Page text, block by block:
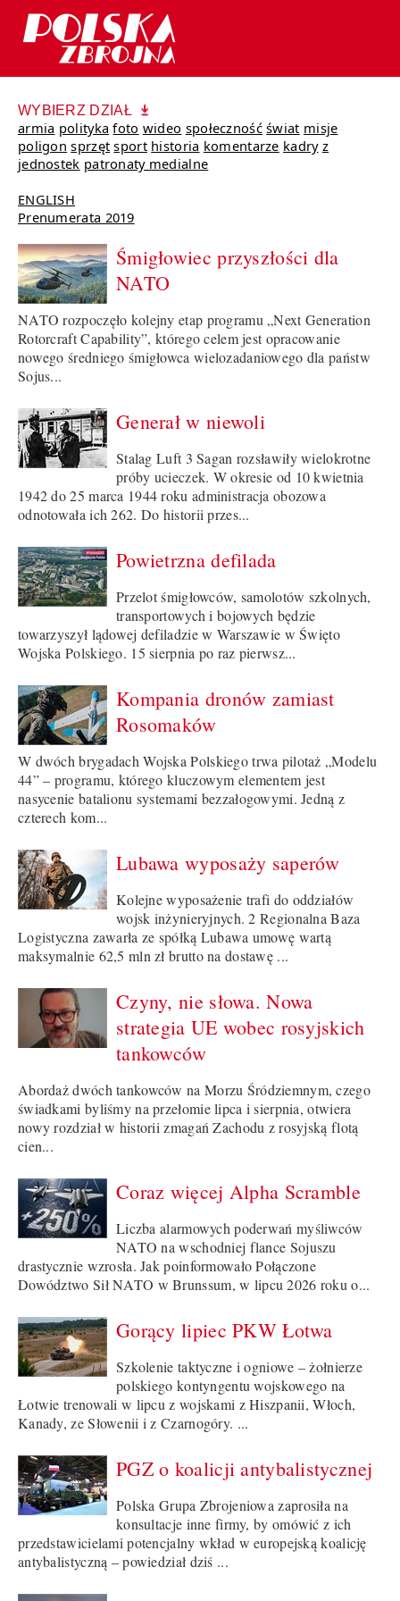
WYBIERZ DZIAŁ
armia polityka foto wideo społeczność świat misje
poligon sprzęt sport historia komentarze kadry z
jednostek patronaty medialne
ENGLISH
Prenumerata 2019
Śmigłowiec przyszłości dla
NATO
NATO rozpoczęło kolejny etap programu „Next Generation
Rotorcraft Capability”, którego celem jest opracowanie
nowego średniego śmigłowca wielozadaniowego dla państw
Sojus...
Generał w niewoli
Stalag Luft 3 Sagan rozsławiły wielokrotne
próby ucieczek. W okresie od 10 kwietnia
1942 do 25 marca 1944 roku administracja obozowa
odnotowała ich 262. Do historii przes...
Powietrzna defilada
Przelot śmigłowców, samolotów szkolnych,
transportowych i bojowych będzie
towarzyszył lądowej defiladzie w Warszawie w Święto
Wojska Polskiego. 15 sierpnia po raz pierwsz...
Kompania dronów zamiast
Rosomaków
W dwóch brygadach Wojska Polskiego trwa pilotaż „Modelu
44” – programu, którego kluczowym elementem jest
nasycenie batalionu systemami bezzałogowymi. Jedną z
czterech kom...
Lubawa wyposaży saperów
Kolejne wyposażenie trafi do oddziałów
wojsk inżynieryjnych. 2 Regionalna Baza
Logistyczna zawarła ze spółką Lubawa umowę wartą
maksymalnie 62,5 mln zł brutto na dostawę ...
Czyny, nie słowa. Nowa
strategia UE wobec rosyjskich
tankowców
Abordaż dwóch tankowców na Morzu Śródziemnym, czego
świadkami byliśmy na przełomie lipca i sierpnia, otwiera
nowy rozdział w historii zmagań Zachodu z rosyjską flotą
cien...
Coraz więcej Alpha Scramble
Liczba alarmowych poderwań myśliwców
NATO na wschodniej flance Sojuszu
drastycznie wzrosła. Jak poinformowało Połączone
Dowództwo Sił NATO w Brunssum, w lipcu 2026 roku o...
Gorący lipiec PKW Łotwa
Szkolenie taktyczne i ogniowe – żołnierze
polskiego kontyngentu wojskowego na
Łotwie trenowali w lipcu z wojskami z Hiszpanii, Włoch,
Kanady, ze Słowenii i z Czarnogóry. ...
PGZ o koalicji antybalistycznej
Polska Grupa Zbrojeniowa zaprosiła na
konsultacje inne firmy, by omówić z ich
przedstawicielami potencjalny wkład w europejską koalicję
antybalistyczną – powiedział dziś ...